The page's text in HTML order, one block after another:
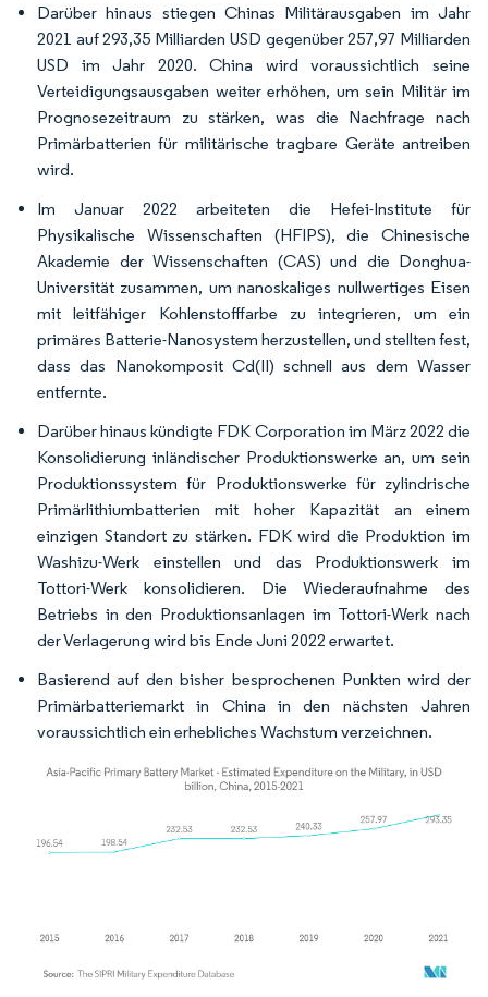
Darüber hinaus stiegen Chinas Militärausgaben im Jahr
2021 auf 293,35 Milliarden USD gegenüber 257,97 Milliarden
USD im Jahr 2020. China wird voraussichtlich seine
Verteidigungsausgaben weiter erhöhen, um sein Militär im
Prognosezeitraum zu stärken, was die Nachfrage nach
Primärbatterien für militärische tragbare Geräte antreiben
wird.
Im Januar 2022 arbeiteten die Hefei-Institute für
Physikalische Wissenschaften (HFIPS), die Chinesische
Akademie der Wissenschaften (CAS) und die Donghua-
Universität zusammen, um nanoskaliges nullwertiges Eisen
mit leitfähiger Kohlenstofffarbe zu integrieren, um ein
primäres Batterie-Nanosystem herzustellen, und stellten fest,
dass das Nanokomposit Cd(II) schnell aus dem Wasser
entfernte.
Darüber hinaus kündigte FDK Corporation im März 2022 die
Konsolidierung inländischer Produktionswerke an, um sein
Produktionssystem für Produktionswerke für zylindrische
Primärlithiumbatterien mit hoher Kapazität an einem
einzigen Standort zu stärken. FDK wird die Produktion im
Washizu-Werk einstellen und das Produktionswerk im
Tottori-Werk konsolidieren. Die Wiederaufnahme des
Betriebs in den Produktionsanlagen im Tottori-Werk nach
der Verlagerung wird bis Ende Juni 2022 erwartet.
Basierend auf den bisher besprochenen Punkten wird der
Primärbatteriemarkt in China in den nächsten Jahren
voraussichtlich ein erhebliches Wachstum verzeichnen.